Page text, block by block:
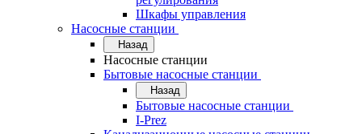
Шкафы управления
Насосные станции
Назад
Насосные станции
Бытовые насосные станции
Назад
Бытовые насосные станции
I-Prez